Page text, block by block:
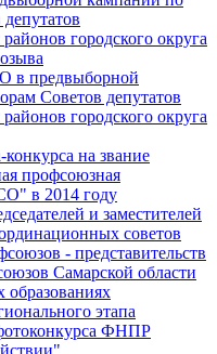
городского округа
в предвыборной
Советов депутатов
городского округа
на звание
профсоюзная
в 2014 году
и заместителей
советов
- представительств
Самарской области
этапа
ФНПР